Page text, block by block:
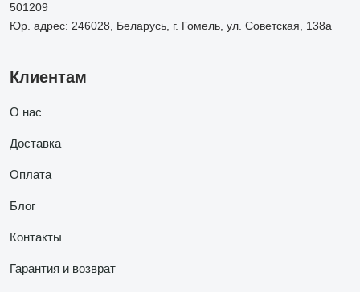
501209
Юр. адрес: 246028, Беларусь, г. Гомель, ул. Советская, 138а
Клиентам
О нас
Доставка
Оплата
Блог
Контакты
Гарантия и возврат